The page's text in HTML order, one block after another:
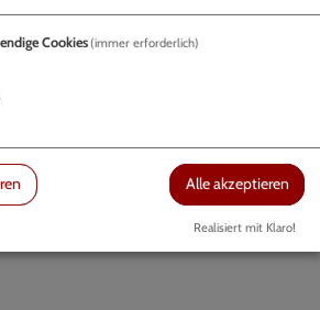
*) Pflichtfeld
wird an Ihre Adresse verschickt.
Cookies(immer erforderlich)
Alle akzeptieren
Realisiert mit Klaro!